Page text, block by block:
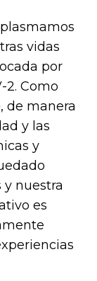
vidas
por
2. Como
de manera
y las
y
nuestra
es